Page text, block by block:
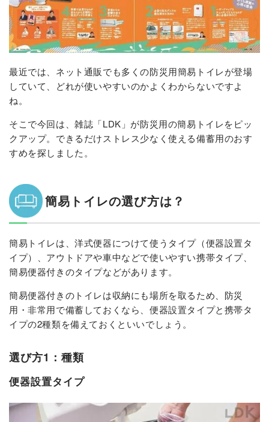
最近では、ネット通販でも多くの防災用簡易トイレが登場
していて、どれが使いやすいのかよくわからないですよ
ね。
そこで今回は、雑誌「LDK」が防災用の簡易トイレをピッ
クアップ。できるだけストレス少なく使える備蓄用のおす
すめを探しました。
簡易トイレの選び方は？
簡易トイレは、洋式便器につけて使うタイプ（便器設置タ
イプ）、アウトドアや車中などで使いやすい携帯タイプ、
簡易便器付きのタイプなどがあります。
簡易便器付きのトイレは収納にも場所を取るため、防災
用・非常用で備蓄しておくなら、便器設置タイプと携帯タ
イプの2種類を備えておくといいでしょう。
選び方1：種類
便器設置タイプ